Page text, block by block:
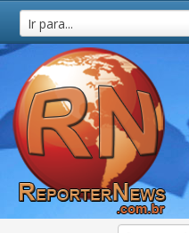
Ir para...